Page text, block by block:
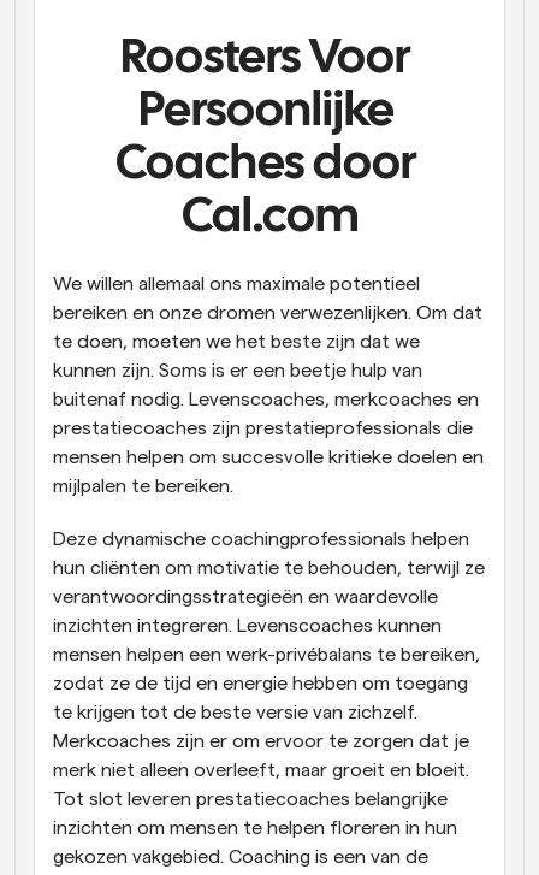
Supercharged planning met AI-gestuurde
Workflow
Automatiseer planning en herinneringen
Blijf op de hoogte van het laatste nieuws en updates
Instant Vergaderingen
Ontmoet cliënten binnen enkele minuten
Boek naadloos vergaderingen met meerdere mensen
Webhooks
Ontvang een melding wanneer er iets gebeurt
Roosters Voor
Persoonlijke
Coaches door
Cal.com
We willen allemaal ons maximale potentieel
bereiken en onze dromen verwezenlijken. Om dat
te doen, moeten we het beste zijn dat we
kunnen zijn. Soms is er een beetje hulp van
buitenaf nodig. Levenscoaches, merkcoaches en
prestatiecoaches zijn prestatieprofessionals die
mensen helpen om succesvolle kritieke doelen en
mijlpalen te bereiken.
Deze dynamische coachingprofessionals helpen
hun cliënten om motivatie te behouden, terwijl ze
verantwoordingsstrategieën en waardevolle
inzichten integreren. Levenscoaches kunnen
mensen helpen een werk-privébalans te bereiken,
zodat ze de tijd en energie hebben om toegang
te krijgen tot de beste versie van zichzelf.
Merkcoaches zijn er om ervoor te zorgen dat je
merk niet alleen overleeft, maar groeit en bloeit.
Tot slot leveren prestatiecoaches belangrijke
inzichten om mensen te helpen floreren in hun
gekozen vakgebied. Coaching is een van de